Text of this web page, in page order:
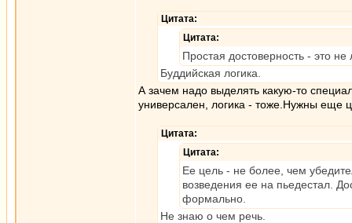
Цитата:
Цитата:
Простая достоверность - это не
Буддийская логика.
А зачем надо выделять какую-то
универсален, логика - тоже.Нужны еще
Цитата:
Цитата:
Ее цель - не более, чем
возведения ее на пьедестал.
формально.
Не знаю о чем речь.